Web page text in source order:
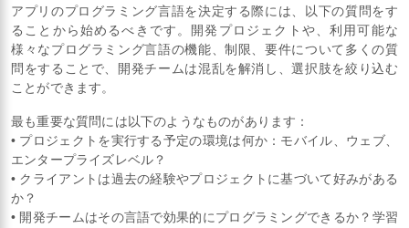
アプリのプログラミング言語を決定する際には、以下の質問をす
ることから始めるべきです。開発プロジェクトや、利用可能な
様々なプログラミング言語の機能、制限、要件について多くの質
問をすることで、開発チームは混乱を解消し、選択肢を絞り込む
ことができます。
最も重要な質問には以下のようなものがあります：
• プロジェクトを実行する予定の環境は何か：モバイル、ウェブ、
エンタープライズレベル？
• クライアントは過去の経験やプロジェクトに基づいて好みがある
か？
• 開発チームはその言語で効果的にプログラミングできるか？学習